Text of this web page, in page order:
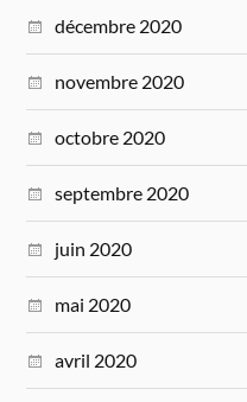
décembre 2020
novembre 2020
octobre 2020
septembre 2020
juin 2020
mai 2020
avril 2020